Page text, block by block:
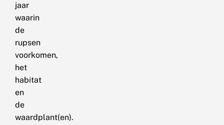
jaar
waarin
de
rupsen
voorkomen,
het
habitat
en
de
waardplant(en).